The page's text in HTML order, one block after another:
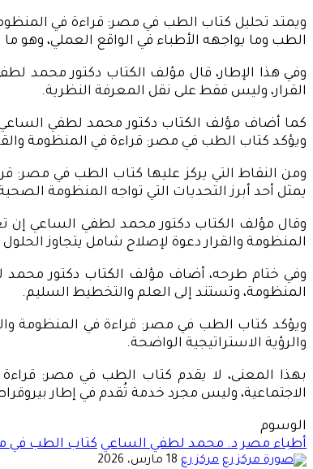
ويمتد تحليل كتاب الطب في مصر: قراءة في
الطب وما يواجهه الأطباء في الواقع العملي، وهو
وفي هذا الإطار، قال مؤلف الكتاب دكتور محمد
القرار، وليس فقط على نقل المعرفة النظرية.
كما أضاف مؤلف الكتاب دكتور محمد لطفي الساعي
ويؤكد كتاب الطب في مصر: قراءة في المنظومة
ومن النقاط التي يركز عليها كتاب الطب في مصر:
يمثل أحد أبرز التحديات التي تواجه المنظومة
وقال مؤلف الكتاب دكتور محمد لطفي الساعي إن
المنظومة والقرار دعوة لإصلاح شامل يتجاوز الحلول
وفي ختام طرحه، أضاف مؤلف الكتاب دكتور محمد
المنظومة، وتستند إلى العلم والتخطيط السليم.
ويؤكد كتاب الطب في مصر: قراءة في المنظومة
والرؤية الاستراتيجية الواضحة.
بهذا المعنى، لا يقدم كتاب الطب في مصر:
الاجتماعية، وليس مجرد خدمة تُقدم في إطار
الوسوم
أطباء مصر د. محمد لطفي الساعي كتاب الطب في
مركز رع أرسل
18 مارس، 2026